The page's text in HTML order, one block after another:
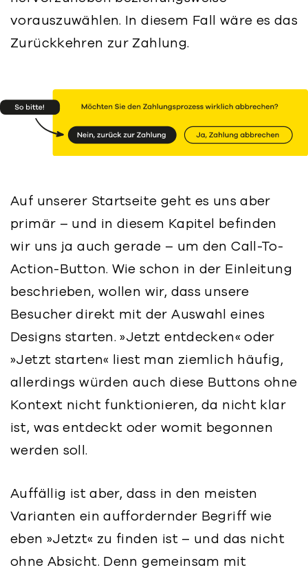
vorauszuwählen. In diesem Fall wäre es das
Zurückkehren zur Zahlung.
Auf unserer Startseite geht es uns aber
primär – und in diesem Kapitel befinden
wir uns ja auch gerade – um den Call-To-
Action-Button. Wie schon in der Einleitung
beschrieben, wollen wir, dass unsere
Besucher direkt mit der Auswahl eines
Designs starten. »Jetzt entdecken« oder
»Jetzt starten« liest man ziemlich häufig,
allerdings würden auch diese Buttons ohne
Kontext nicht funktionieren, da nicht klar
ist, was entdeckt oder womit begonnen
werden soll.
Auffällig ist aber, dass in den meisten
Varianten ein auffordernder Begriff wie
eben »Jetzt« zu finden ist – und das nicht
ohne Absicht. Denn gemeinsam mit